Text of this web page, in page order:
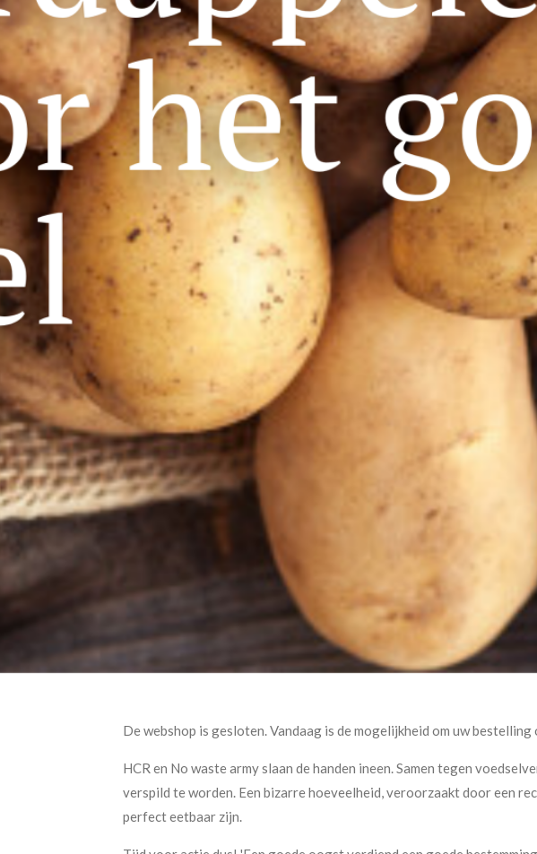
De webshop is gesloten. Vandaag is de mogelijkheid om uw
HCR en No waste army slaan de handen ineen. Samen tegen
verspild te worden. Een bizarre hoeveelheid, veroorzaakt door een
perfect eetbaar zijn.